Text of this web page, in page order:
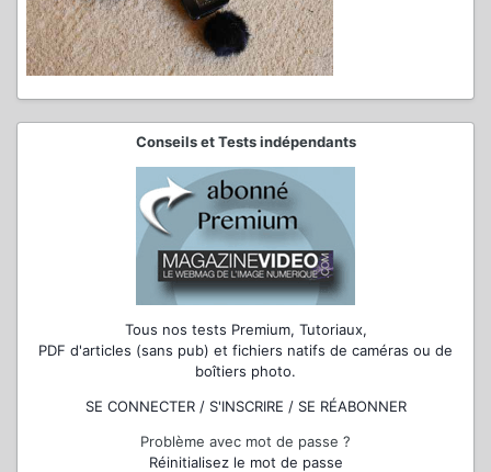
Conseils et Tests indépendants
Tous nos tests Premium, Tutoriaux,
PDF d'articles (sans pub) et fichiers natifs de caméras ou de
boîtiers photo.
SE CONNECTER / S'INSCRIRE / SE RÉABONNER
Problème avec mot de passe ?
Réinitialisez le mot de passe